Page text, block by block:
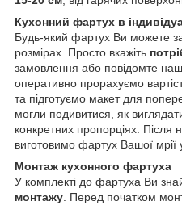
Кухонний фартух в
Будь-який фартух Ви можете
розмірах. Просто вкажіть
замовлення або повідомте
оперативно прорахуємо
та підготуємо макет для
могли подивитися, як
конкретних пропорціях.
виготовимо фартух Вашої мрії
Монтаж кухонного фартуха
У комплекті до фартуха Ви
монтажу. Перед початком